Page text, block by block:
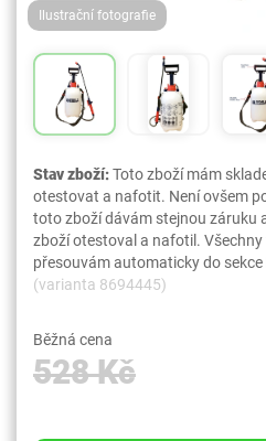
Ilustrační fotografie
Stav zboží:Toto zboží mám
otestovat a nafotit. Není ovšem
toto zboží dávám stejnou záruku
zboží otestoval a nafotil.
přesouvám automaticky do sekce
(varianta 8694445)
Běžná cena
528 Kč